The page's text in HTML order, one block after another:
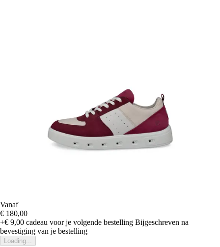
Vanaf
€ 180,00
+€ 9,00 cadeau voor je volgende bestelling Bijgeschreven na
bevestiging van je bestelling
Loading...